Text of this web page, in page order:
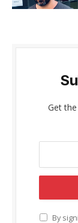
Get
By